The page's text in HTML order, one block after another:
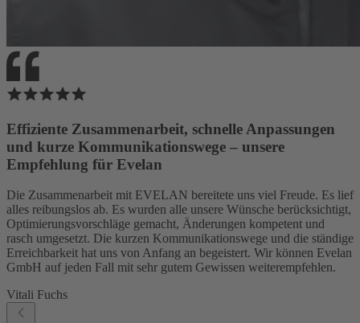
Effiziente Zusammenarbeit, schnelle Anpassungen
und kurze Kommunikationswege – unsere
Empfehlung für Evelan
Die Zusammenarbeit mit EVELAN bereitete uns viel Freude. Es lief
alles reibungslos ab. Es wurden alle unsere Wünsche berücksichtigt,
Optimierungsvorschläge gemacht, Änderungen kompetent und
rasch umgesetzt. Die kurzen Kommunikationswege und die ständige
Erreichbarkeit hat uns von Anfang an begeistert. Wir können Evelan
GmbH auf jeden Fall mit sehr gutem Gewissen weiterempfehlen.
Vitali Fuchs